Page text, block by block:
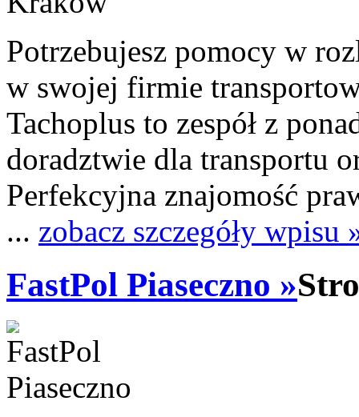
Potrzebujesz pomocy w
w swojej firmie
Tachoplus to zespół z
doradztwie dla transportu
Perfekcyjna znajomość
... zobacz szczegóły wpisu
FastPol Piaseczno »